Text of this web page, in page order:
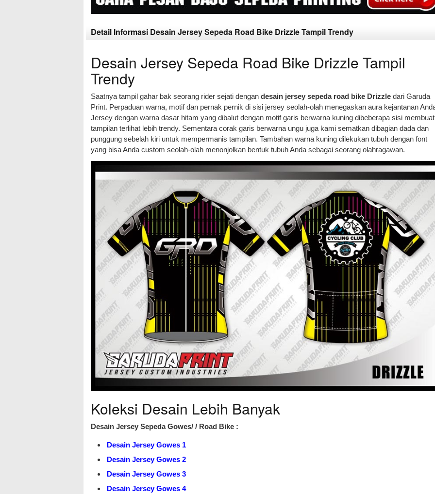
Detail Informasi Desain Jersey Sepeda Road Bike Drizzle Tampil Trendy
Desain Jersey Sepeda Road Bike Drizzle Tampil
Trendy
Saatnya tampil gahar bak seorang rider sejati dengan desain jersey sepeda road bike Drizzle dari Garuda
Print. Perpaduan warna, motif dan pernak pernik di sisi jersey seolah-olah menegaskan aura kejantanan
Jersey dengan warna dasar hitam yang dibalut dengan motif garis berwarna kuning dibeberapa sisi membuat
tampilan terlihat lebih trendy. Sementara corak garis berwarna ungu juga kami sematkan dibagian dada dan
punggung sebelah kiri untuk mempermanis tampilan. Tambahan warna kuning dilekukan tubuh dengan font
yang bisa Anda custom seolah-olah menonjolkan bentuk tubuh Anda sebagai seorang olahragawan.
Koleksi Desain Lebih Banyak
Desain Jersey Sepeda Gowes/ / Road Bike :
Desain Jersey Gowes 1
Desain Jersey Gowes 2
Desain Jersey Gowes 3
Desain Jersey Gowes 4